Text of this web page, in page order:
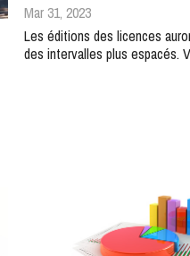
Mar 31, 2023
Les éditions des licences
des intervalles plus espacés.